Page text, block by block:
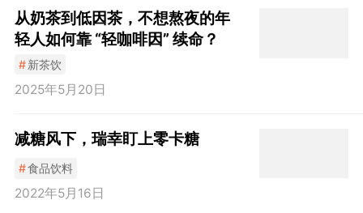
从奶茶到低因茶，不想熬夜的年
轻人如何靠 “轻咖啡因” 续命？
#新茶饮
2025年5月20日
减糖风下，瑞幸盯上零卡糖
#食品饮料
2022年5月16日